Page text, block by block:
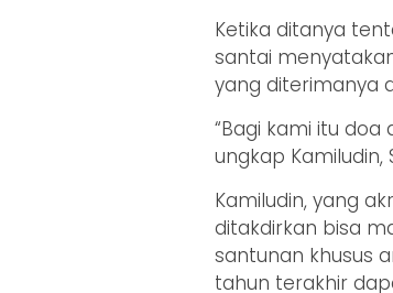
Ketika ditanya
santai
yang diterimanya
“Bagi kami itu
ungkap
Kamiludin, yang
ditakdirkan bisa
santunan khusus
tahun terakhir